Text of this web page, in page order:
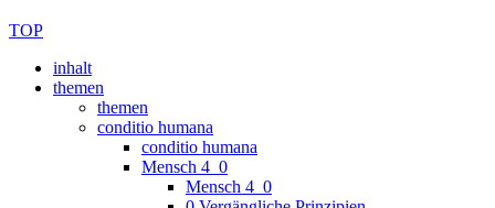
TOP
inhalt
themen
themen
conditio humana
conditio humana
Mensch 4_0
Mensch 4_0